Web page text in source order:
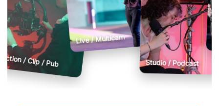
Fiction / Clip / Pub
Live / Multicam
Studio / Podcast